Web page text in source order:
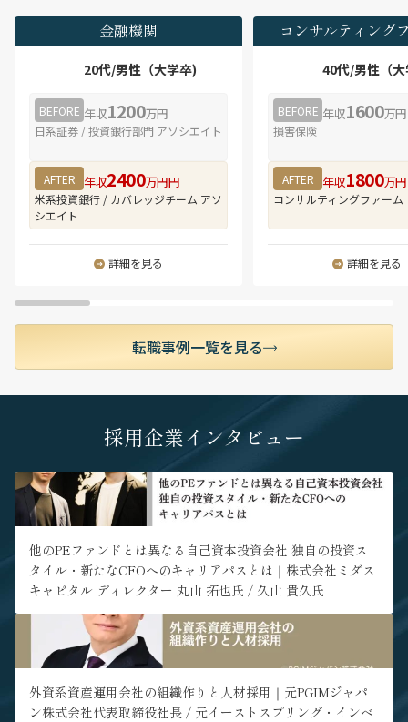
～数億円のミッド～スモールサイズのM&A案件を
多く取り扱っています。FAS系アドバイザリーファ
ームのようにM&A戦略、DD、バリュエーション助
言、ファイナンシャルアドバイザリー（FA）、PMI
といった厳密な分業体制は取っておらず、FA業務
に特化したサービスを手掛けています。そのた
め、初期段階であるM&Aターゲット探索から、デ
ェンス管理、契約交渉、クロージングまで、M&A
プロセス全体に一気通貫で関与することができま
す。M&Aプロフェッショナルとしての実務経験を
幅広く積むことができる環境です。
■ クロスボーダーM&Aに特化した豊富な案件経験
M&Aです。国の種類のみならず、関与する業界も
ーズが最も高い東南アジアを中心とした多様な国
における多業種のM&A案件を通して、グローバル
なビジネス環境で通用する実務経験が得られま
す。年間で10件以上のM&A案件に関与いただくこ
■ アジア全域のチームと協働する柔軟な働き方
を行っているため、日々オンラインで協働しM&A
案件を進めています。社内コミュニケーションは
100%英語で、日本語を使うのはクライアントとの
務経験を積みたい方に適したポジションです。係
るチーム体制のためほぼ全員がフルリモートで仕
事をしており、勤務地制約が比較的少なく日本を
はじめアジア各国等ご自身の希望に応じた居住地
から業務を行うことが可能です。日本国外での駐
在をご希望の方は面談時にご要望を伺います。国
境を越えたチームの中で働くグローバルなキャリ
ア形成が可能な環境です。
テムデザイン⇒ビジネスデザイン⇒グランドデザ
インへとデザイン領域を広げていくことができる
・本人の志向次第で、アプリケーションスペシャ
リストを軸としながら、デジタルビジネスマネー
ジャー、サービスデザイナー、ビジネスディベロ
ッパ、ITアーキテクト、ITスペシャリスト、プロ
ジェクトマネージャなどへ職務領域を拡大するこ
・組織の約1割は中途入社。
・在宅勤務（テレワーク）は、プロジェクト状況
金融機関
20代/男性（大学卒)
BEFORE 年収1200万円
日系証券 / 投資銀行部門 アソシエイト
AFTER 年収2400万円円
米系投資銀行 / カバレッジチーム アソ
シエイト
詳細を見る
コンサルティング
40代/男性（
BEFORE 年収1600万円
損害保険
AFTER 年収1800万円
コンサルティングファーム
詳細を見る
転職事例一覧を見る
採用企業インタビュー
" alt="他のPEファンドとは異なる自己資本投資会社 独自の投資ス
タイル・新たなCFOへのキャリアパスとは｜株式会社ミダスキャ
ピタル ディレクター 丸山 拓也氏 / 久山 貴久氏">
他のPEファンドとは異なる自己資本投資会社 独自の投資ス
タイル・新たなCFOへのキャリアパスとは｜株式会社ミダス
キャピタル ディレクター 丸山 拓也氏 / 久山 貴久氏
" alt="外資系資産運用会社の組織作りと人材採用｜元PGIMジャパ
ン株式会社代表取締役社長 / 元イーストスプリング・インベストメ
ンツ株式会社 代表取締役兼CEO 新田恭久氏">
外資系資産運用会社の組織作りと人材採用｜元PGIMジャパ
ン株式会社代表取締役社長 / 元イーストスプリング・インベ